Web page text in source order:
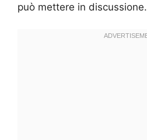
può mettere in discussione.